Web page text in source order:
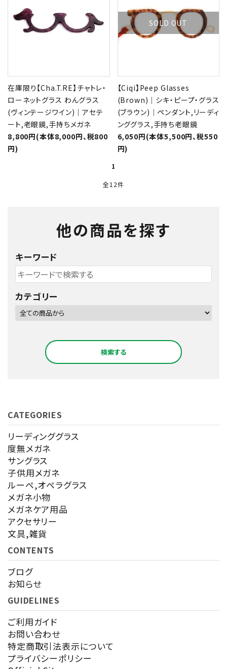
在庫限り【Cha.T.RE】チャトレ・
ローネットグラス わんグラス
(ヴィンテージワイン)｜アセテ
ート,老眼鏡,手持ちメガネ
8,800円(本体8,000円、税800
円)
SOLD OUT
【Ciqi】Peep Glasses
(Brown)｜シキ・ピープ・グラス
(ブラウン)｜ペンダント,リーディ
ンググラス,手持ち老眼鏡
6,050円(本体5,500円、税550
円)
1
全12件
他の商品を探す
キーワード
カテゴリー
検索する
キーワード
カテゴリー
CATEGORIES
リーディンググラス
度無メガネ
サングラス
子供用メガネ
ルーペ,オペラグラス
メガネ小物
メガネケア用品
アクセサリー
文具,雑貨
CONTENTS
ブログ
お知らせ
GUIDELINES
ご利用ガイド
お問い合わせ
特定商取引法表示について
プライバシーポリシー